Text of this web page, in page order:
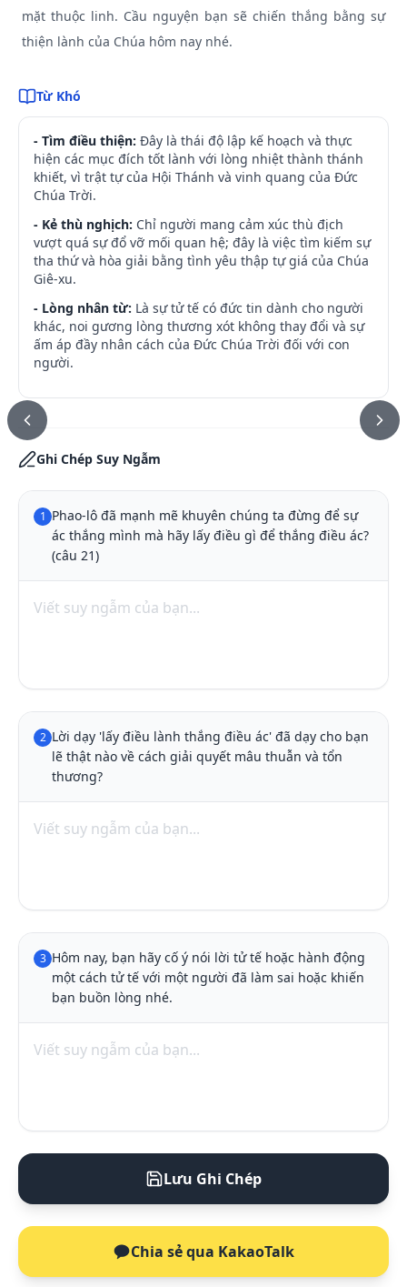
mặt thuộc linh. Cầu nguyện bạn sẽ chiến thắng bằng sự
thiện lành của Chúa hôm nay nhé.
Từ Khó
- Tìm điều thiện: Đây là thái độ lập kế hoạch và thực
hiện các mục đích tốt lành với lòng nhiệt thành thánh
khiết, vì trật tự của Hội Thánh và vinh quang của Đức
Chúa Trời.
- Kẻ thù nghịch: Chỉ người mang cảm xúc thù địch
vượt quá sự đổ vỡ mối quan hệ; đây là việc tìm kiếm sự
tha thứ và hòa giải bằng tình yêu thập tự giá của Chúa
Giê-xu.
- Lòng nhân từ: Là sự tử tế có đức tin dành cho người
khác, noi gương lòng thương xót không thay đổi và sự
ấm áp đầy nhân cách của Đức Chúa Trời đối với con
người.
Ghi Chép Suy Ngẫm
1 Phao-lô đã mạnh mẽ khuyên chúng ta đừng để sự
ác thắng mình mà hãy lấy điều gì để thắng điều ác?
(câu 21)
2 Lời dạy 'lấy điều lành thắng điều ác' đã dạy cho bạn
lẽ thật nào về cách giải quyết mâu thuẫn và tổn
thương?
3 Hôm nay, bạn hãy cố ý nói lời tử tế hoặc hành động
một cách tử tế với một người đã làm sai hoặc khiến
bạn buồn lòng nhé.
Lưu Ghi Chép
Chia sẻ qua KakaoTalk